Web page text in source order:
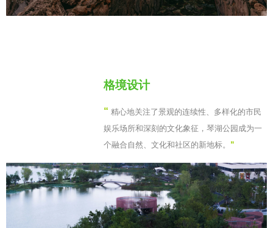
格境设计
“ 精心地关注了景观的连续性、多样化的市民
娱乐场所和深刻的文化象征，琴湖公园成为一
个融合自然、文化和社区的新地标。 ”